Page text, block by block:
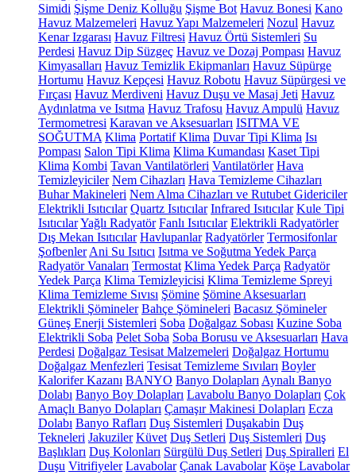
Simidi Şişme Deniz Kolluğu Şişme Bot Havuz Bonesi Kano
Havuz Malzemeleri Havuz Yapı Malzemeleri Nozul Havuz
Kenar Izgarası Havuz Filtresi Havuz Örtü Sistemleri Su
Perdesi Havuz Dip Süzgeç Havuz ve Dozaj Pompası Havuz
Kimyasalları Havuz Temizlik Ekipmanları Havuz Süpürge
Hortumu Havuz Kepçesi Havuz Robotu Havuz Süpürgesi ve
Fırçası Havuz Merdiveni Havuz Duşu ve Masaj Jeti Havuz
Aydınlatma ve Isıtma Havuz Trafosu Havuz Ampulü Havuz
Termometresi Karavan ve Aksesuarları ISITMA VE
SOĞUTMA Klima Portatif Klima Duvar Tipi Klima Isı
Pompası Salon Tipi Klima Klima Kumandası Kaset Tipi
Klima Kombi Tavan Vantilatörleri Vantilatörler Hava
Temizleyiciler Nem Cihazları Hava Temizleme Cihazları
Buhar Makineleri Nem Alma Cihazları ve Rutubet Gidericiler
Elektrikli Isıtıcılar Quartz Isıtıcılar Infrared Isıtıcılar Kule Tipi
IsıtıcılarYağlı Radyatör Fanlı Isıtıcılar Elektrikli Radyatörler
Dış Mekan Isıtıcılar Havlupanlar Radyatörler Termosifonlar
Şofbenler Ani Su Isıtıcı Isıtma ve Soğutma Yedek Parça
Radyatör Vanaları Termostat Klima Yedek Parça Radyatör
Yedek Parça Klima Temizleyicisi Klima Temizleme Spreyi
Klima Temizleme Sıvısı Şömine Şömine Aksesuarları
Elektrikli Şömineler Bahçe Şömineleri Bacasız Şömineler
Güneş Enerji Sistemleri Soba Doğalgaz Sobası Kuzine Soba
Elektrikli Soba Pelet Soba Soba Borusu ve Aksesuarları Hava
Perdesi Doğalgaz Tesisat Malzemeleri Doğalgaz Hortumu
Doğalgaz Menfezleri Tesisat Temizleme Sıvıları Boyler
Kalorifer Kazanı BANYO Banyo Dolapları Aynalı Banyo
Dolabı Banyo Boy Dolapları Lavabolu Banyo Dolapları Çok
Amaçlı Banyo Dolapları Çamaşır Makinesi Dolapları Ecza
Dolabı Banyo Rafları Duş Sistemleri Duşakabin Duş
Tekneleri Jakuziler Küvet Duş Setleri Duş Sistemleri Duş
Başlıkları Duş Kolonları Sürgülü Duş Setleri Duş Spiralleri El
Duşu Vitrifiyeler Lavabolar Çanak Lavabolar Köşe Lavabolar